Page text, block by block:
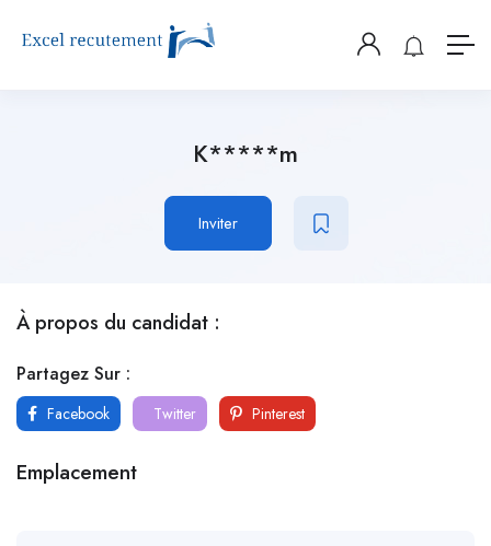
K*****m
Inviter
À propos du candidat :
Partagez Sur :
Facebook Twitter Pinterest
Emplacement